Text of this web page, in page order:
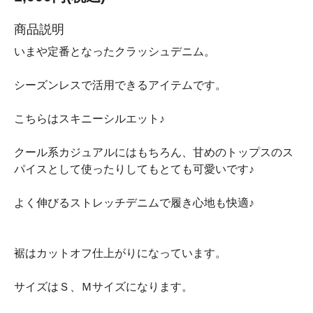
商品説明
いまや定番となったクラッシュデニム。
シーズンレスで活用できるアイテムです。
こちらはスキニーシルエット♪
クール系カジュアルにはもちろん、甘めのトップスのス
パイスとして使ったりしてもとても可愛いです♪
よく伸びるストレッチデニムで履き心地も快適♪
裾はカットオフ仕上がりになっています。
サイズはＳ、Ｍサイズになります。